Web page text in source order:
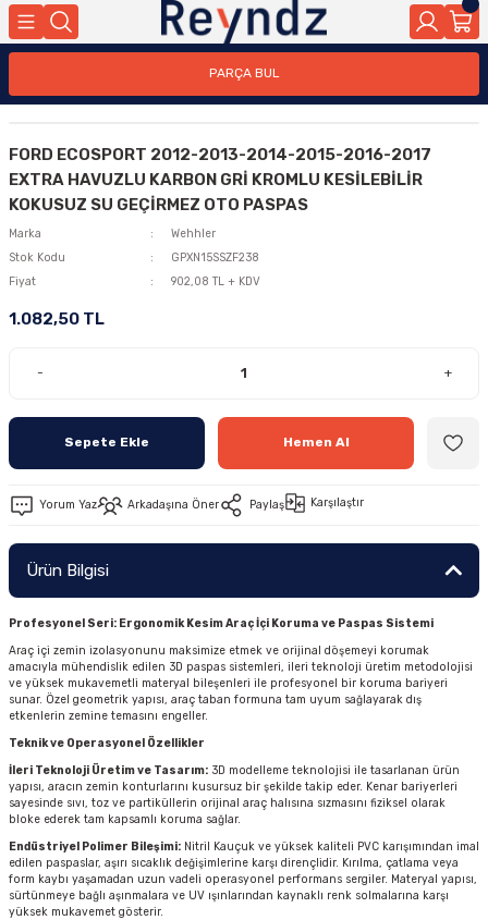
PARÇA BUL
FORD ECOSPORT 2012-2013-2014-2015-2016-2017
EXTRA HAVUZLU KARBON GRİ KROMLU KESİLEBİLİR
KOKUSUZ SU GEÇİRMEZ OTO PASPAS
Marka
Wehhler
Stok Kodu
GPXN15SSZF238
Fiyat
902,08 TL + KDV
1.082,50 TL
- +
Sepete Ekle Hemen Al
Yorum Yaz Arkadaşına Öner Paylaş Karşılaştır
Ürün Bilgisi
Profesyonel Seri: Ergonomik Kesim Araç İçi Koruma ve Paspas Sistemi
Araç içi zemin izolasyonunu maksimize etmek ve orijinal döşemeyi korumak
amacıyla mühendislik edilen 3D paspas sistemleri, ileri teknoloji üretim metodolojisi
ve yüksek mukavemetli materyal bileşenleri ile profesyonel bir koruma bariyeri
sunar. Özel geometrik yapısı, araç taban formuna tam uyum sağlayarak dış
etkenlerin zemine temasını engeller.
Teknik ve Operasyonel Özellikler
İleri Teknoloji Üretim ve Tasarım: 3D modelleme teknolojisi ile tasarlanan ürün
yapısı, aracın zemin konturlarını kusursuz bir şekilde takip eder. Kenar bariyerleri
sayesinde sıvı, toz ve partiküllerin orijinal araç halısına sızmasını fiziksel olarak
bloke ederek tam kapsamlı koruma sağlar.
Endüstriyel Polimer Bileşimi: Nitril Kauçuk ve yüksek kaliteli PVC karışımından imal
edilen paspaslar, aşırı sıcaklık değişimlerine karşı dirençlidir. Kırılma, çatlama veya
form kaybı yaşamadan uzun vadeli operasyonel performans sergiler. Materyal yapısı,
sürtünmeye bağlı aşınmalara ve UV ışınlarından kaynaklı renk solmalarına karşı
yüksek mukavemet gösterir.